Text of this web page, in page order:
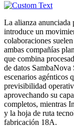
La alianza
introduce un
colaboraciones
ambas compañías
que combina
de datos SambaNova
escenarios agénticos
previsibilidad
aprovechando su
completos, mientras
y la hoja de ruta
fabricación 18A.